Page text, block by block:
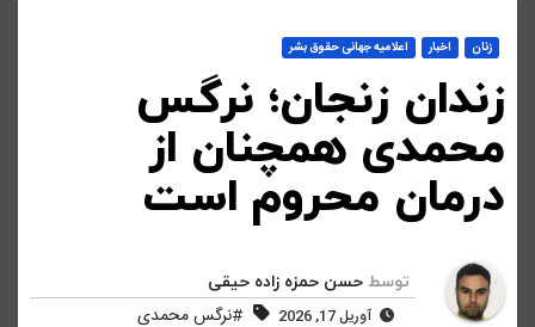
زنان اخبار اعلاميه جهانی حقوق بشر
زندان زنجان؛ نرگس
محمدی همچنان از
درمان محروم است
توسط حسن حمزه زاده حیقی
آوریل 17, 2026 #نرگس محمدی